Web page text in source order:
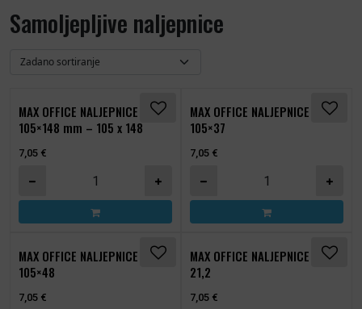
Samoljepljive naljepnice
MAX OFFICE NALJEPNICE
105×148 mm – 105 x 148
7,05 €
MAX OFFICE NALJEPNICE 105x148 mm - 105 x 148 količina
MAX OFFICE NALJEPNICE
105×37
7,05 €
MAX OFFICE
MAX OFFICE NALJEPNICE
105×48
7,05 €
MAX OFFICE NALJEPNICE 38 x
21,2
7,05 €